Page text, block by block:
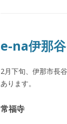
e-na伊那
2月下旬、伊那市長
あります。
常福寺